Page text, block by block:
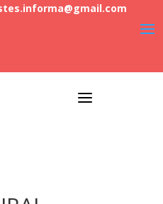
a